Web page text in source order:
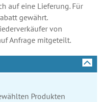
auf eine Lieferung. Für
gewährt.
von
Anfrage mitgeteilt.
Produkten